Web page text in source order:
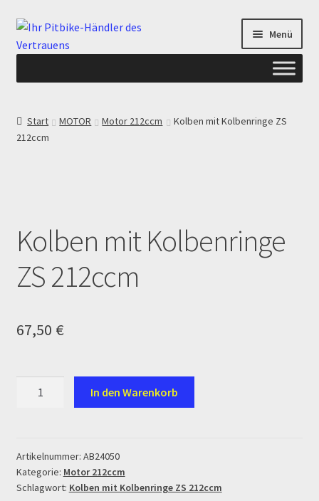
Zur
Navigation
Zum
Inhalt
Menü
ANGEBOTE AB-PITBIKE
Devolución
Echtheit von Bewertungen
Ersatzteile Pitbike
INFOSEITE
Start MOTOR Motor 212ccm
Kolben mit Kolbenringe ZS
212ccm
Kolben mit Kolbenringe
ZS 212ccm
67,50 €
212ccm
Menge
In den Warenkorb
Artikelnummer: AB24050
Kategorie: Motor 212ccm
Schlagwort: Kolben mit Kolbenringe ZS 212ccm